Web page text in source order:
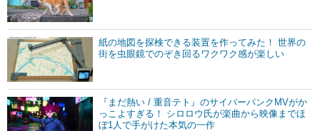
紙の地図を探検できる装置を作ってみた！ 世界の
街を虫眼鏡でのぞき回るワクワク感が楽しい
『まだ熱い / 重音テト』のサイバーパンクMVがか
っこよすぎる！ シロロウ氏が楽曲から映像までほ
ぼ1人で手がけた本気の一作